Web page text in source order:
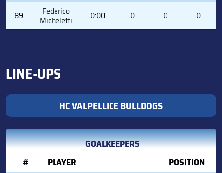
89 Federico
Micheletti 0:00 0 0 0
LINE-UPS
HC VALPELLICE BULLDOGS
GOALKEEPERS
#
PLAYER POSITION